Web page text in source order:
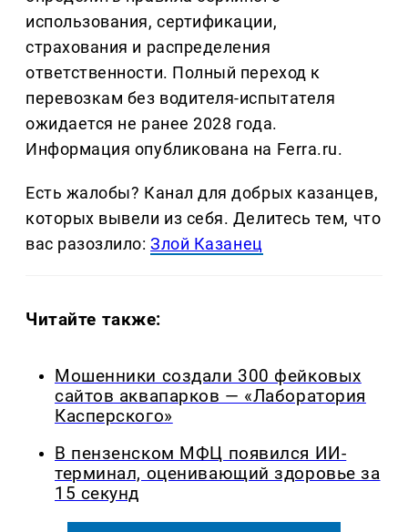
использования, сертификации,
страхования и распределения
ответственности. Полный переход к
перевозкам без водителя-испытателя
ожидается не ранее 2028 года.
Информация опубликована на Ferra.ru.
Есть жалобы? Канал для добрых казанцев,
которых вывели из себя. Делитеcь тем, что
вас разозлило:Злой Казанец
Читайте также:
Мошенники создали 300 фейковых
сайтов аквапарков — «Лаборатория
Касперского»
В пензенском МФЦ появился ИИ-
терминал, оценивающий здоровье за
15 секунд